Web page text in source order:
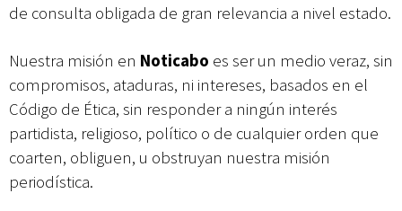
actividades de acceso libre
de consulta obligada de gran relevancia a nivel estado.
Nuestra misión en Noticabo es ser un medio veraz, sin
compromisos, ataduras, ni intereses, basados en el
Código de Ética, sin responder a ningún interés
partidista, religioso, político o de cualquier orden que
coarten, obliguen, u obstruyan nuestra misión
periodística.